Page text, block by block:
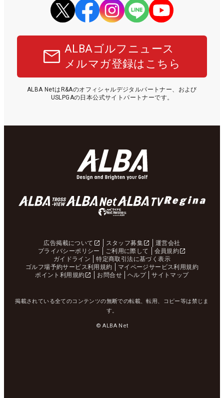
ALBAゴルフニュース
メルマガ登録はこちら
ALBA NetはR&Aのオフィシャルデジタルパートナー、および
USLPGAの日本公式サイトパートナーです。
広告掲載について スタッフ募集
運営会社
プライバシーポリシー
ご利用に際して
会員規約
ガイドライン
特定商取引法に基づく表示
ゴルフ場予約サービス利用規約
マイページサービス利用規約
ポイント利用規約
お問合せ ヘルプ サイトマップ
掲載されている全てのコンテンツの無断での転載、転用、コピー等は禁じま
す。
© ALBA Net